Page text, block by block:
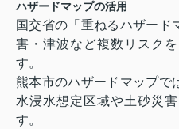
ハザードマップの活用
国交省の「重ねるハザード
害・津波など複数リスク
す。
熊本市のハザードマップで
水浸水想定区域や土砂災
す。